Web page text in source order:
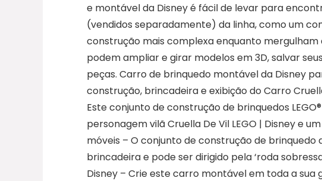
e montável da Disney é fácil de levar para
(vendidos separadamente) da linha, como um
construção mais complexa enquanto mergulham
podem ampliar e girar modelos em 3D, salvar
peças. Carro de brinquedo montável da Disney
construção, brincadeira e exibição do Carro
Este conjunto de construção de brinquedos
personagem vilã Cruella De Vil LEGO | Disney e
móveis – O conjunto de construção de
brincadeira e pode ser dirigido pela ‘roda
Disney – Crie este carro montável em toda a sua